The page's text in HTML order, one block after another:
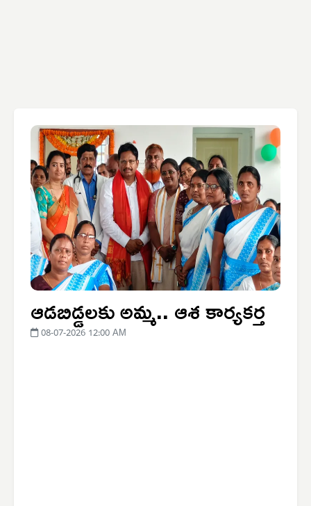
ఆడబిడ్డలకు అమ్మ.. ఆశ కార్యకర్త
08-07-2026 12:00 AM